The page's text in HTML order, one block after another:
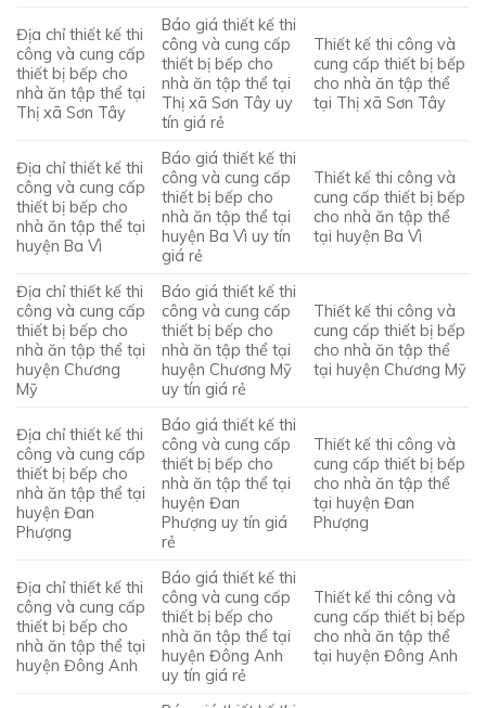
Địa chỉ thiết kế thi
công và cung cấp
thiết bị bếp cho
nhà ăn tập thể tại
Thị xã Sơn Tây
Báo giá thiết kế thi
công và cung cấp
thiết bị bếp cho
nhà ăn tập thể tại
Thị xã Sơn Tây uy
tín giá rẻ
Thiết kế thi công và
cung cấp thiết bị bếp
cho nhà ăn tập thể
tại Thị xã Sơn Tây
Địa chỉ thiết kế thi
công và cung cấp
thiết bị bếp cho
nhà ăn tập thể tại
huyện Ba Vì
Báo giá thiết kế thi
công và cung cấp
thiết bị bếp cho
nhà ăn tập thể tại
huyện Ba Vì uy tín
giá rẻ
Thiết kế thi công và
cung cấp thiết bị bếp
cho nhà ăn tập thể
tại huyện Ba Vì
Địa chỉ thiết kế thi
công và cung cấp
thiết bị bếp cho
nhà ăn tập thể tại
huyện Chương
Mỹ
Báo giá thiết kế thi
công và cung cấp
thiết bị bếp cho
nhà ăn tập thể tại
huyện Chương Mỹ
uy tín giá rẻ
Thiết kế thi công và
cung cấp thiết bị bếp
cho nhà ăn tập thể
tại huyện Chương Mỹ
Địa chỉ thiết kế thi
công và cung cấp
thiết bị bếp cho
nhà ăn tập thể tại
huyện Đan
Phượng
Báo giá thiết kế thi
công và cung cấp
thiết bị bếp cho
nhà ăn tập thể tại
huyện Đan
Phượng uy tín giá
rẻ
Thiết kế thi công và
cung cấp thiết bị bếp
cho nhà ăn tập thể
tại huyện Đan
Phượng
Địa chỉ thiết kế thi
công và cung cấp
thiết bị bếp cho
nhà ăn tập thể tại
huyện Đông Anh
Báo giá thiết kế thi
công và cung cấp
thiết bị bếp cho
nhà ăn tập thể tại
huyện Đông Anh
uy tín giá rẻ
Thiết kế thi công và
cung cấp thiết bị bếp
cho nhà ăn tập thể
tại huyện Đông Anh